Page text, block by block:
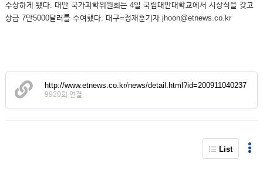
수상하게 됐다. 대만 국가과학위원회는 4일 국립대만대학교에서 시상식을 갖고
상금 7만5000달러를 수여했다. 대구=정재훈기자 jhoon@etnews.co.kr
http://www.etnews.co.kr/news/detail.html?id=200911040237
9920회 연결
List